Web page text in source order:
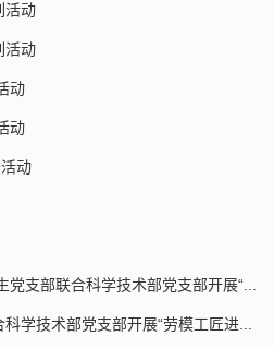
活动
活动
动
动
动
支部联合科学技术部党支部开展“...
学技术部党支部开展“劳模工匠进...